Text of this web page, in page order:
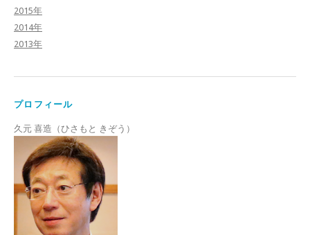
2015年
2014年
2013年
プロフィール
久元 喜造（ひさもと きぞう）